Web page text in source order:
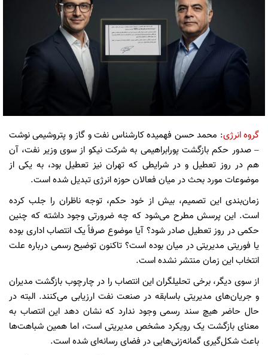
گروه انرژی: محمد حسن فهمیده کارشناس نفت و گاز و پتروشیمی نوشت
– صدور حکم بازگشت پورابراهیمی به شرکت نیکو از سوی وزیر نفت، آن
هم در روز تعطیل و در شرایطی که تهران نیز تعطیل بود، به یکی از
موضوعات مورد بحث در میان فعالان حوزه انرژی تبدیل شده است.
زمان‌بندی این تصمیم، بیش از خود حکم، توجه ناظران را جلب کرده
است. این پرسش مطرح می‌شود که چه ضرورتی وجود داشته که چنین
حکمی در روز تعطیل صادر شود؟ آیا موضوع صرفاً یک انتصاب اداری بوده
یا فوریتی مدیریتی در میان بوده است؟ تاکنون توضیح رسمی درباره علت
انتخاب این زمان منتشر نشده است.
از سوی دیگر، برخی تحلیلگران این انتصاب را در چارچوب بازگشت مدیران
و جریان‌های مدیریتی باسابقه در صنعت نفت ارزیابی می‌کنند. البته در
حال حاضر هیچ سند رسمی وجود ندارد که نشان دهد این انتصاب به
معنای بازگشت یک رویکرد مشخص مدیریتی است، اما همین شباهت‌ها
باعث شکل‌گیری گمانه‌زنی‌هایی در فضای رسانه‌ای شده است.